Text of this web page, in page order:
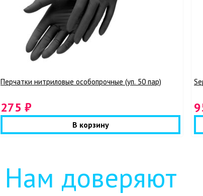
Перчатки нитриловые особопрочные (уп. 50 пар)
275 ₽
В корзину
Нам доверяют